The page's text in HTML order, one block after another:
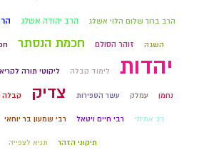
הרב ברוך שלום הלוי אשלג הרב יהודה אשלג
השגה זוהר הסולם חכמת הנסתר
יהדות לימוד קבלה ליקוטי תורה
נחמן עמלק עשר הספירות צדיק קבלה
רב אמיתי רבי חיים ויטאל רבי שמעון בר יוחאי
תיקוני הזהר תניא לצפייה